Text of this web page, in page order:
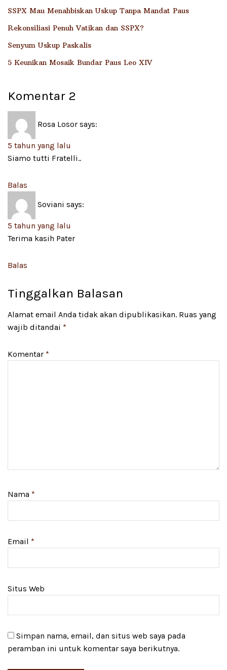
SSPX Mau Menahbiskan Uskup Tanpa Mandat Paus
Rekonsiliasi Penuh Vatikan dan SSPX?
Senyum Uskup Paskalis
5 Keunikan Mosaik Bundar Paus Leo XIV
Komentar 2
Rosa Losor says:
5 tahun yang lalu
Siamo tutti Fratelli..
Balas
Soviani says:
5 tahun yang lalu
Terima kasih Pater
Balas
Tinggalkan Balasan
Alamat email Anda tidak akan dipublikasikan. Ruas yang
wajib ditandai *
Komentar *
Nama *
Email *
Situs Web
Simpan nama, email, dan situs web saya pada
peramban ini untuk komentar saya berikutnya.